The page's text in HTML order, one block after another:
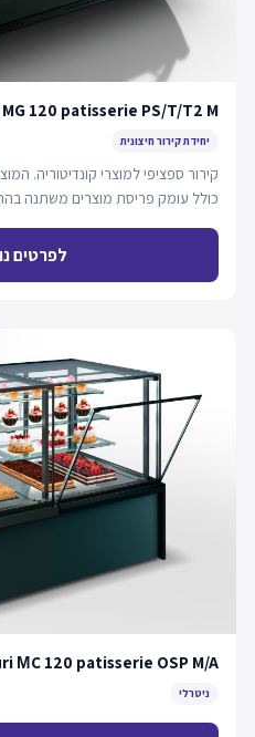
120 patisserie PS/T/T2 M
יחידת קירור חיצונית
קירור ספציפי למוצרי קונדיטוריה.
כולל עומק פריסת מוצרים משתנה
לפרטים
МC 120 patisserie OSP M/A
ניטרלי